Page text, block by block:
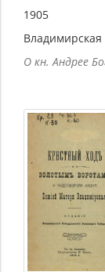
1905
О кн. Андрее